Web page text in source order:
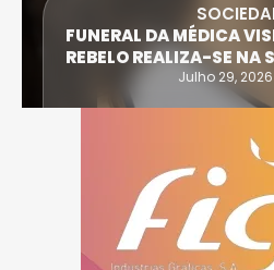
FUNERAL DA MÉDICA
REBELO REALIZA-SE NA
Julho 29, 2026